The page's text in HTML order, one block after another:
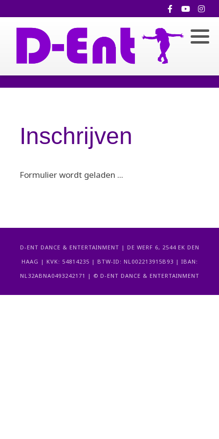
Inschrijven
Formulier wordt geladen ...
D-ENT DANCE & ENTERTAINMENT | DE WERF 6, 2544 EK DEN
HAAG | KVK: 54814235 | BTW-ID: NL002213915B93 | IBAN:
NL32ABNA0493242171 | © D-ENT DANCE & ENTERTAINMENT